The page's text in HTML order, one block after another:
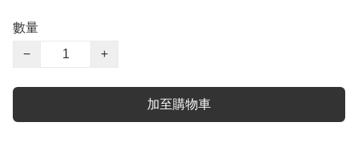
數量
−
+
加至購物車